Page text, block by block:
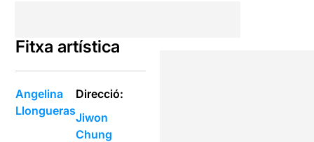
Fitxa artística
Angelina
Llongueras
Direcció:
Jiwon
Chung